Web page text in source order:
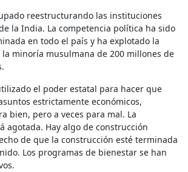
reestructurando las instituciones
la India. La competencia política ha sido
en todo el país y ha explotado la
minoría musulmana de 200 millones de
el poder estatal para hacer que
estrictamente económicos,
bien, pero a veces para mal. La
agotada. Hay algo de construcción
de que la construcción esté terminada
Los programas de bienestar se han